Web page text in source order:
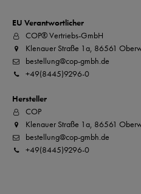
EU Verantwortlicher
COP® Vertriebs-GmbH
Klenauer Straße 1a, 86561
bestellung@cop-gmbh.de
+49(8445)9296-0
Hersteller
COP
Klenauer Straße 1a, 86561
bestellung@cop-gmbh.de
+49(8445)9296-0